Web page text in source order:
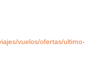
vuelos/ofertas/ultimo-